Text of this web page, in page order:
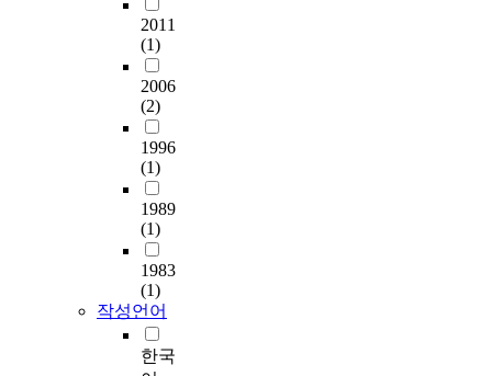
2011
(1)
2006
(2)
1996
(1)
1989
(1)
1983
(1)
작성언어
한국